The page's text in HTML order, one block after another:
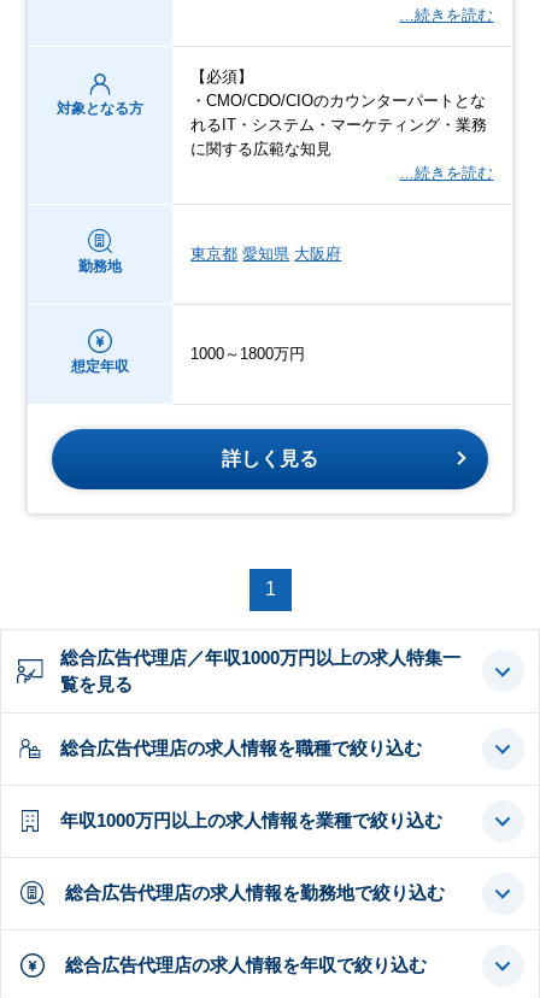
…続きを読む
対象となる方
【必須】
・CMO/CDO/CIOのカウンターパートとな
れるIT・システム・マーケティング・業務
に関する広範な知見
…続きを読む
勤務地
東京都 愛知県 大阪府
想定年収
1000～1800万円
詳しく見る
1
総合広告代理店／年収1000万円以上の求人特集一
覧を見る
総合広告代理店の求人情報を職種で絞り込む
年収1000万円以上の求人情報を業種で絞り込む
総合広告代理店の求人情報を勤務地で絞り込む
総合広告代理店の求人情報を年収で絞り込む